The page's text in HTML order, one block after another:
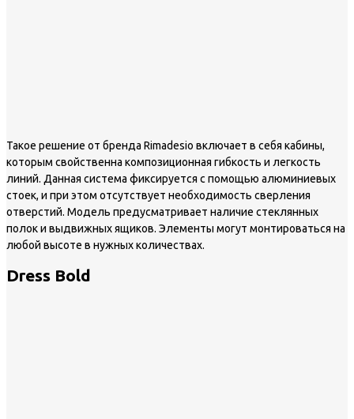
Такое решение от бренда Rimadesio включает в себя кабины,
которым свойственна композиционная гибкость и легкость
линий. Данная система фиксируется с помощью алюминиевых
стоек, и при этом отсутствует необходимость сверления
отверстий. Модель предусматривает наличие стеклянных
полок и выдвижных ящиков. Элементы могут монтироваться на
любой высоте в нужных количествах.
Dress Bold